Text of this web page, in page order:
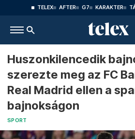
TELEX AFTER G7 KARAKTER
Huszonkilencedik
szerezte meg az FC
Real Madrid ellen a
bajnokságon
SPORT